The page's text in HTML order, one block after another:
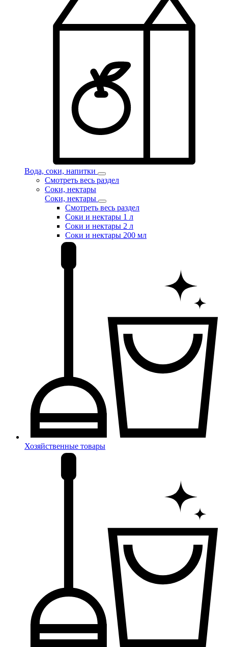
Вода, соки, напитки
Смотреть весь раздел
Соки, нектары
Соки, нектары
Смотреть весь раздел
Соки и нектары 1 л
Соки и нектары 2 л
Соки и нектары 200 мл
Хозяйственные товары